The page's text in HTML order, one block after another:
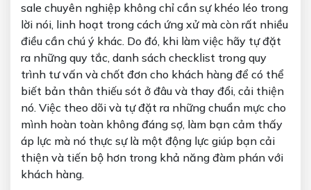
sale chuyên nghiệp không chỉ cần sự khéo léo trong
lời nói, linh hoạt trong cách ứng xử mà còn rất nhiều
điều cần chú ý khác. Do đó, khi làm việc hãy tự đặt
ra những quy tắc, danh sách checklist trong quy
trình tư vấn và chốt đơn cho khách hàng để có thể
biết bản thân thiếu sót ở đâu và thay đổi, cải thiện
nó. Việc theo dõi và tự đặt ra những chuẩn mực cho
mình hoàn toàn không đáng sợ, làm bạn cảm thấy
áp lực mà nó thực sự là một động lực giúp bạn cải
thiện và tiến bộ hơn trong khả năng đàm phán với
khách hàng.